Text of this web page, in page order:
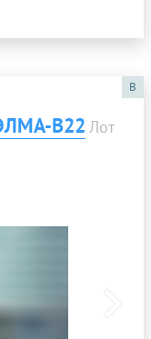
B
В22 Лот